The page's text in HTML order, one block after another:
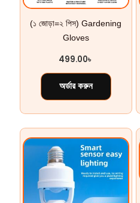
(১ জোড়া=২ পিস) Gardening
Gloves
499.00৳
অর্ডার করুন